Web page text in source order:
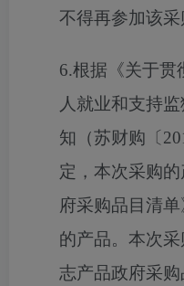
不得再参加该采
6.根据《关于贯
人就业和支持
知（苏财购〔
定，本次采购
府采购品目清
的产品。本次
志产品政府采